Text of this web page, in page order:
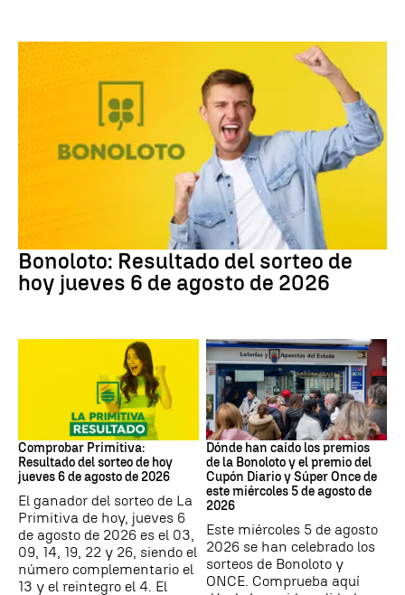
Bonoloto
Bonoloto: Resultado del sorteo de
hoy jueves 6 de agosto de 2026
Lotería Primitiva de España
Comprobar Primitiva:
Resultado del sorteo de hoy
jueves 6 de agosto de 2026
El ganador del sorteo de La
Primitiva de hoy, jueves 6
de agosto de 2026 es el 03,
09, 14, 19, 22 y 26, siendo el
número complementario el
13 y el reintegro el 4. El
Loterías
Dónde han caído los premios
de la Bonoloto y el premio del
Cupón Diario y Súper Once de
este miércoles 5 de agosto de
2026
Este miércoles 5 de agosto
2026 se han celebrado los
sorteos de Bonoloto y
ONCE. Comprueba aquí